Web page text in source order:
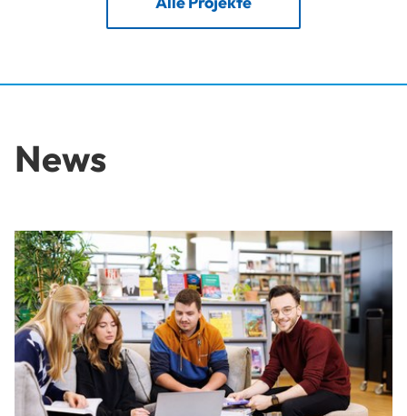
News
Bewerbung noch möglich: Offene Studiengänge